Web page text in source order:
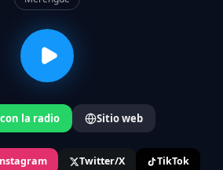
la radio Sitio web
Twitter/X
TikTok